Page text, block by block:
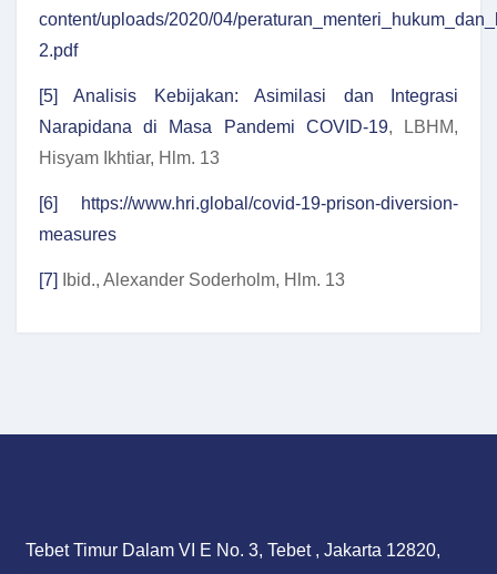
content/uploads/2020/04/
2.pdf
[5]
Analisis Kebijakan: Asimilasi dan Integrasi
Narapidana di Masa Pandemi COVID-19, LBHM,
Hisyam Ikhtiar, Hlm. 13
[6]
https://www.hri.global/covid-19-prison-diversion-
measures
[7] Ibid., Alexander Soderholm, Hlm. 13
Tebet Timur Dalam VI E No. 3, Tebet , Jakarta 12820,